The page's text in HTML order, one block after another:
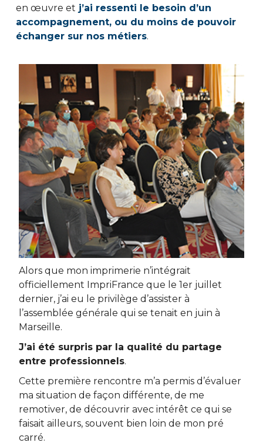
en œuvre et j’ai ressenti le besoin d’un
accompagnement, ou du moins de pouvoir
échanger sur nos métiers.
Alors que mon imprimerie n’intégrait
officiellement ImpriFrance que le 1er juillet
dernier, j’ai eu le privilège d’assister à
l’assemblée générale qui se tenait en juin à
Marseille.
J’ai été surpris par la qualité du partage
entre professionnels.
Cette première rencontre m’a permis d’évaluer
ma situation de façon différente, de me
remotiver, de découvrir avec intérêt ce qui se
faisait ailleurs, souvent bien loin de mon pré
carré.